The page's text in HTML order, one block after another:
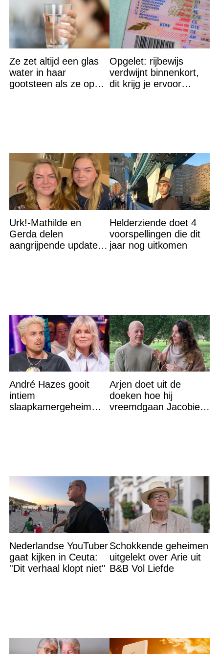
Ze zet altijd een glas
water in haar
gootsteen als ze op
Opgelet: rijbewijs
verdwijnt binnenkort,
dit krijg je ervoor
Urk!-Mathilde en
Gerda delen
aangrijpende update
Helderziende doet 4
voorspellingen die dit
jaar nog uitkomen
André Hazes gooit
intiem
slaapkamergeheim
Arjen doet uit de
doeken hoe hij
vreemdgaan Jacobien
Nederlandse YouTuber
gaat kijken in Ceuta:
''Dit verhaal klopt niet''
Schokkende geheimen
uitgelekt over Arie uit
B&B Vol Liefde